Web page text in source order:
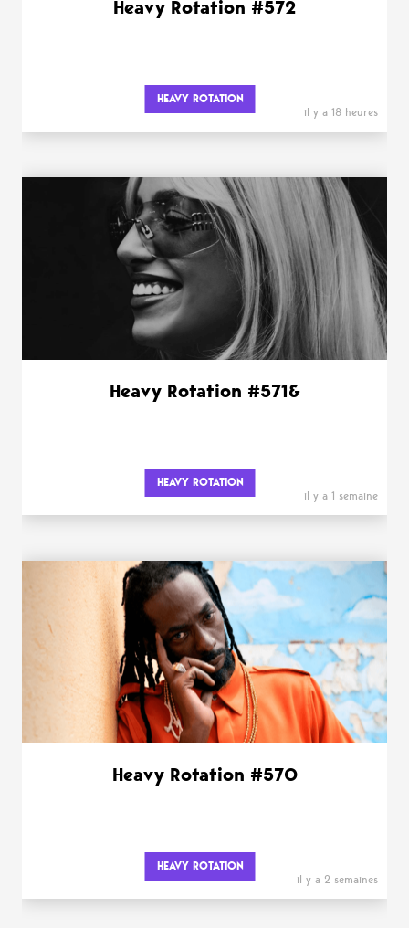
Heavy Rotation #572
HEAVY ROTATION
il y a 18 heures
Heavy Rotation #571&
HEAVY ROTATION
il y a 1 semaine
Heavy Rotation #570
HEAVY ROTATION
il y a 2 semaines